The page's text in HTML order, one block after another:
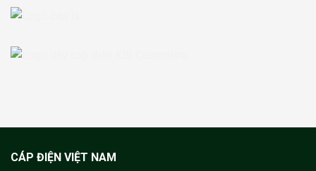
CÁP ĐIỆN VIỆT NAM